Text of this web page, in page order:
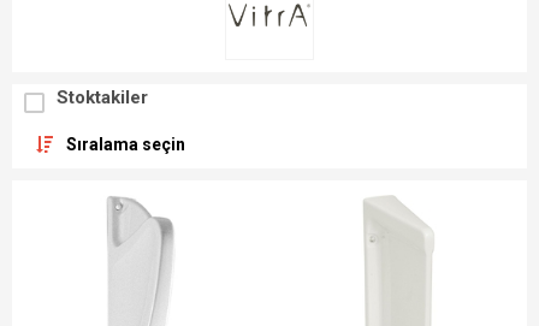
Stoktakiler
Sıralama seçin